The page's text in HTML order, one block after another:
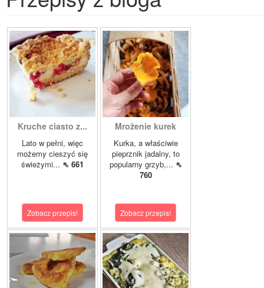
Kruche ciasto z...
Lato w pełni, więc
możemy cieszyć się
świeżymi... ⇖ 661
Zobacz przepis!
Mrożenie kurek
Kurka, a właściwie
pieprznik jadalny, to
popularny grzyb,... ⇖
760
Zobacz przepis!